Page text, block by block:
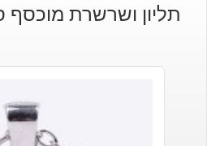
תליון ושרשרת מוכסף